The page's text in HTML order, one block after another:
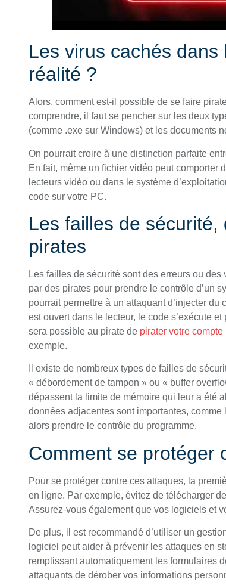
Les virus cachés
réalité ?
Alors, comment est-il possible de se faire
comprendre, il faut se pencher sur les deux
(comme .exe sur Windows) et les documents
On pourrait croire à une distinction parfaite
En fait, même un fichier vidéo peut comporter
lecteurs vidéo ou dans le système
code sur votre PC.
Les failles de
pirates
Les failles de sécurité sont des erreurs ou
par des pirates pour prendre le contrôle d’un
pourrait permettre à un attaquant d’injecter
est ouvert dans le lecteur, le code s’exécute et
sera possible au pirate de pirater votre
exemple.
Il existe de nombreux types de failles de
« débordement de tampon » ou « buffer
dépassent la limite de mémoire qui leur a été
données adjacentes sont importantes, comme
alors prendre le contrôle du programme.
Comment se protéger
Pour se protéger contre ces attaques, la
en ligne. Par exemple, évitez de télécharger
Assurez-vous également que vos logiciels et
De plus, il est recommandé d’utiliser un
logiciel peut aider à prévenir les attaques en
remplissant automatiquement les formulaires
attaquants de dérober vos informations